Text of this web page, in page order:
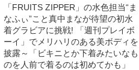
「FRUITS ZIPPER」の水色担当“ま
なふぃ”こと真中まなが待望の初水
着グラビアに挑戦! 「週刊プレイボ
ーイ」でメリハリのある美ボディを
披露～「ビキニとか下着みたいなも
のを人前で着るのは初めてかも」